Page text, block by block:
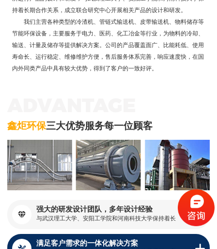
持着长期合作关系，成立联合研究中心开展相关产品的设计和研发。
我们主营各种类型的冷渣机、管链式输送机、皮带输送机、物料储存等
节能环保设备，主要服务于电力、医药、化工冶金等行业，为物料的冷却、
输送、计量及储存等提供解决方案。公司的产品覆盖面广、比能耗低、使用
寿命长、运行稳定、维修维护方便，售后服务体系完善，响应速度快，在国
内外同类产品中具有较大优势，得到了客户的一致好评。
鑫炬环保三大优势服务每一位顾客

强大的研发设计团队，多年设计经验
与武汉理工大学、安阳工学院和河南科技大学保持着长
研发
满足客户需求的一体化解决方案